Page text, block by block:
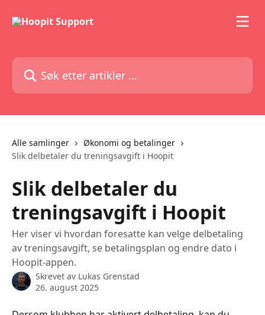
Søk etter artikler ...
Alle samlinger
Økonomi og betalinger
Slik delbetaler du treningsavgift i Hoopit
Slik delbetaler du
treningsavgift i Hoopit
Her viser vi hvordan foresatte kan velge delbetaling
av treningsavgift, se betalingsplan og endre dato i
Hoopit-appen.
Skrevet av Lukas Grenstad
26. august 2025